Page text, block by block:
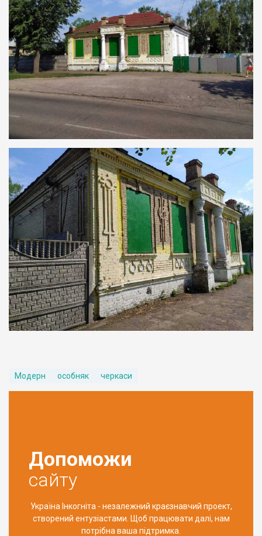
Модерн особняк черкаси
Допоможи
сайту
Україна Інкогніта - незалежний краєзнавчий проект,
створений ентузіастами. Щоб працювати далі, нам
потрібна ваша підтримка.